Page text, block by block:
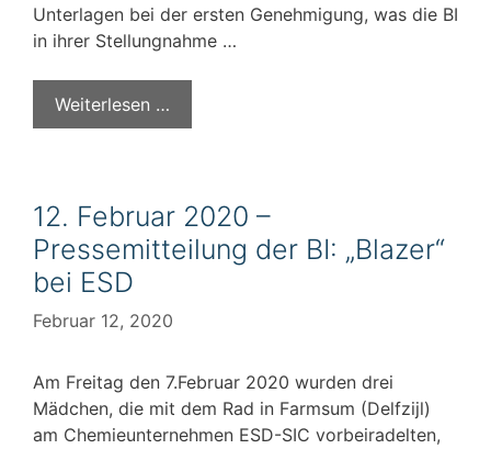
Unterlagen bei der ersten Genehmigung, was die BI
in ihrer Stellungnahme …
Weiterlesen …
12. Februar 2020 –
Pressemitteilung der BI: „Blazer“
bei ESD
Februar 12, 2020
Am Freitag den 7.Februar 2020 wurden drei
Mädchen, die mit dem Rad in Farmsum (Delfzijl)
am Chemieunternehmen ESD-SIC vorbeiradelten,